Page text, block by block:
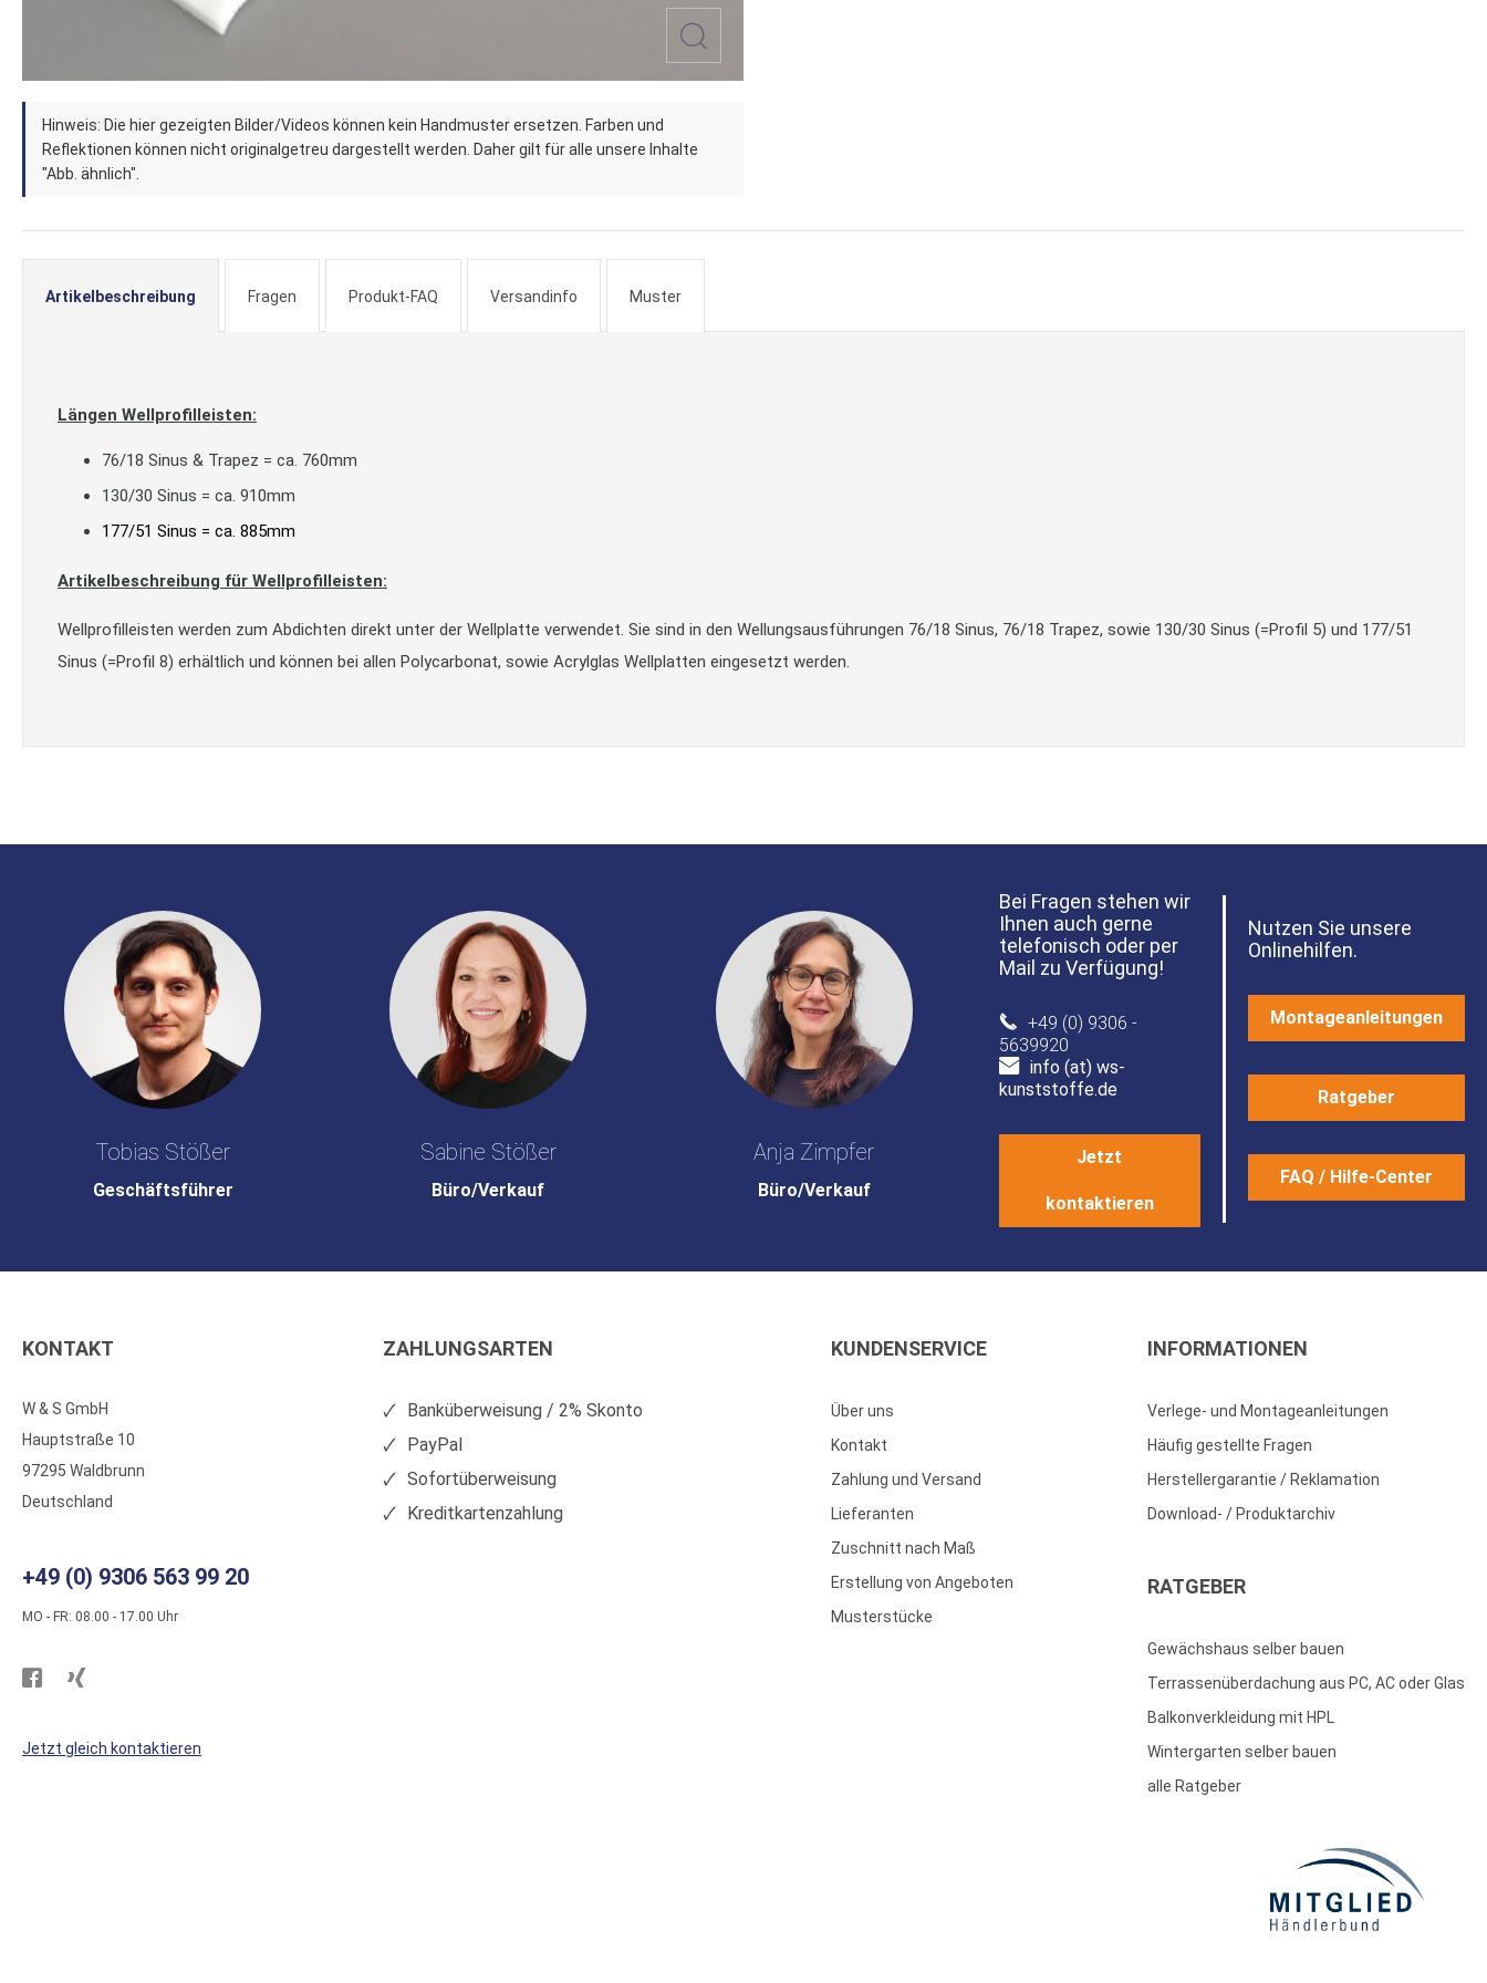
Zum
Anfang
der
Bildergalerie
springen
Hinweis: Die hier gezeigten Bilder/Videos können kein Handmuster ersetzen. Farben und
Reflektionen können nicht originalgetreu dargestellt werden. Daher gilt für alle unsere Inhalte
"Abb. ähnlich".
Artikelbeschreibung
Längen Wellprofilleisten:
76/18 Sinus & Trapez = ca. 760mm
130/30 Sinus = ca. 910mm
177/51 Sinus = ca. 885mm
Artikelbeschreibung für Wellprofilleisten:
Wellprofilleisten werden zum Abdichten direkt unter der Wellplatte verwendet. Sie sind in den Wellungsausführungen 76/18 Sinus, 76/18 Trapez, sowie 130/30 Sinus (=Profil 5) und 177/51
Sinus (=Profil 8) erhältlich und können bei allen Polycarbonat, sowie Acrylglas Wellplatten eingesetzt werden.
Fragen Produkt-FAQ Versandinfo Muster
Tobias Stößer
Geschäftsführer
Sabine Stößer
Büro/Verkauf
Anja Zimpfer
Büro/Verkauf
Bei Fragen stehen wir
Ihnen auch gerne
telefonisch oder per
Mail zu Verfügung!
+49 (0) 9306 -
5639920
info (at) ws-
kunststoffe.de
Jetzt
kontaktieren
Nutzen Sie unsere
Onlinehilfen.
Montageanleitungen
Ratgeber
FAQ / Hilfe-Center
KONTAKT
W & S GmbH
Hauptstraße 10
97295 Waldbrunn
Deutschland
+49 (0) 9306 563 99 20
MO - FR: 08.00 - 17.00 Uhr
Besuchen
WS
WS
Jetzt gleich kontaktieren
ZAHLUNGSARTEN
Banküberweisung / 2% Skonto
PayPal
Sofortüberweisung
Kreditkartenzahlung
KUNDENSERVICE
Über uns
Kontakt
Zahlung und Versand
Lieferanten
Zuschnitt nach Maß
Erstellung von Angeboten
Musterstücke
INFORMATIONEN
Verlege- und Montageanleitungen
Häufig gestellte Fragen
Herstellergarantie / Reklamation
Download- / Produktarchiv
RATGEBER
Gewächshaus selber bauen
Terrassenüberdachung aus PC, AC oder Glas
Balkonverkleidung mit HPL
Wintergarten selber bauen
alle Ratgeber